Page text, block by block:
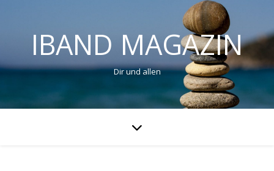
IBAND MAGAZIN
Dir und allen